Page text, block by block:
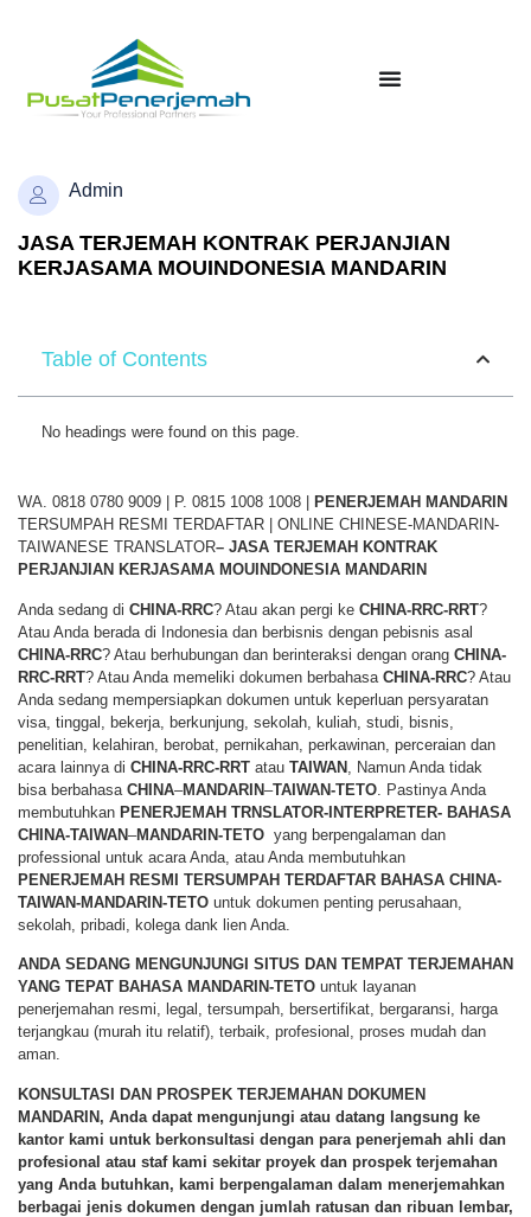
Admin
JASA TERJEMAH KONTRAK PERJANJIAN
KERJASAMA MOUINDONESIA MANDARIN
Table of Contents
No headings were found on this page.
WA. 0818 0780 9009 | P. 0815 1008 1008 | PENERJEMAH MANDARIN
TERSUMPAH RESMI TERDAFTAR | ONLINE CHINESE-MANDARIN-
TAIWANESE TRANSLATOR– JASA TERJEMAH KONTRAK
PERJANJIAN KERJASAMA MOUINDONESIA MANDARIN
Anda sedang di CHINA-RRC? Atau akan pergi ke CHINA-RRC-RRT?
Atau Anda berada di Indonesia dan berbisnis dengan pebisnis asal
CHINA-RRC? Atau berhubungan dan berinteraksi dengan orang CHINA-
RRC-RRT? Atau Anda memeliki dokumen berbahasa CHINA-RRC? Atau
Anda sedang mempersiapkan dokumen untuk keperluan persyaratan
visa, tinggal, bekerja, berkunjung, sekolah, kuliah, studi, bisnis,
penelitian, kelahiran, berobat, pernikahan, perkawinan, perceraian dan
acara lainnya di CHINA-RRC-RRT atau TAIWAN
, Namun Anda tidak
bisa berbahasa CHINA–MANDARIN–TAIWAN-TETO . Pastinya Anda
membutuhkan PENERJEMAH TRNSLATOR-INTERPRETER- BAHASA
CHINA-TAIWAN–MANDARIN-TETO yang berpengalaman dan
professional untuk acara Anda, atau Anda membutuhkan
PENERJEMAH RESMI TERSUMPAH TERDAFTAR BAHASA CHINA-
TAIWAN-MANDARIN-TETO untuk dokumen penting perusahaan,
sekolah, pribadi, kolega dank lien Anda.
ANDA SEDANG MENGUNJUNGI SITUS DAN TEMPAT TERJEMAHAN
YANG TEPAT BAHASA MANDARIN-TETO untuk layanan
penerjemahan resmi, legal, tersumpah, bersertifikat, bergaransi, harga
terjangkau (murah itu relatif), terbaik, profesional, proses mudah dan
aman.
KONSULTASI DAN PROSPEK TERJEMAHAN DOKUMEN
MANDARIN, Anda dapat mengunjungi atau datang langsung ke
kantor kami untuk berkonsultasi dengan para penerjemah ahli dan
profesional atau staf kami sekitar proyek dan prospek terjemahan
yang Anda butuhkan, kami berpengalaman dalam menerjemahkan
berbagai jenis dokumen dengan jumlah ratusan dan ribuan lembar,